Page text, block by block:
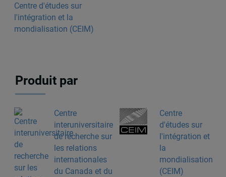
Centre d'études sur
l'intégration et la
mondialisation (CEIM)
Produit par
Centre
interuniversitaire
de recherche sur
les relations
internationales
du Canada et du
Centre
d'études sur
l'intégration et
la
mondialisation
(CEIM)